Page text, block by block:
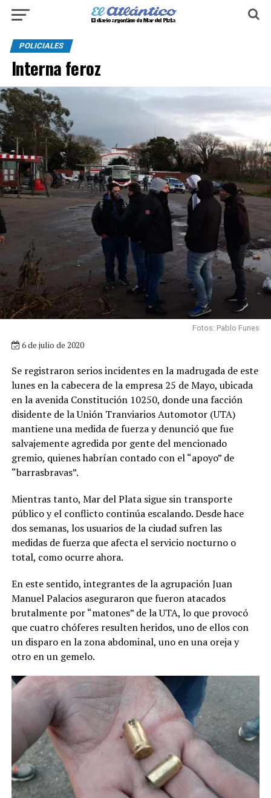
POLICIALES
Interna feroz
Fotos: Pablo Funes
6 de julio de 2020
Se registraron serios incidentes en la madrugada de este
lunes en la cabecera de la empresa 25 de Mayo, ubicada
en la avenida Constitución 10250, donde una facción
disidente de la Unión Tranviarios Automotor (UTA)
mantiene una medida de fuerza y denunció que fue
salvajemente agredida por gente del mencionado
gremio, quienes habrían contado con el “apoyo” de
“barrasbravas”.
Mientras tanto, Mar del Plata sigue sin transporte
público y el conflicto continúa escalando. Desde hace
dos semanas, los usuarios de la ciudad sufren las
medidas de fuerza que afecta el servicio nocturno o
total, como ocurre ahora.
En este sentido, integrantes de la agrupación Juan
Manuel Palacios aseguraron que fueron atacados
brutalmente por “matones” de la UTA, lo que provocó
que cuatro chóferes resulten heridos, uno de ellos con
un disparo en la zona abdominal, uno en una oreja y
otro en un gemelo.